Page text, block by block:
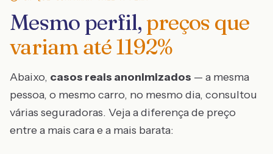
Mesmo perfil, preços que
variam até1192%
Abaixo, casos reais anonimizados — a mesma
pessoa, o mesmo carro, no mesmo dia, consultou
várias seguradoras. Veja a diferença de preço
entre a mais cara e a mais barata: